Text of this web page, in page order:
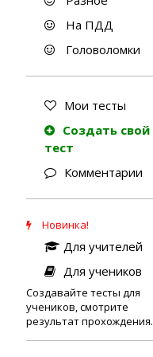
На ПДД
Головоломки
Мои тесты
Создать свой
тест
Комментарии
Новинка!
Для учителей
Для учеников
Создавайте тесты для
учеников, смотрите
результат прохождения.